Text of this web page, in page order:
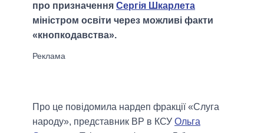
про призначення Сергія Шкарлета
міністром освіти через можливі факти
«кнопкодавства».
Про це повідомила нардеп фракції «Слуга
народу», представник ВР в КСУ Ольга